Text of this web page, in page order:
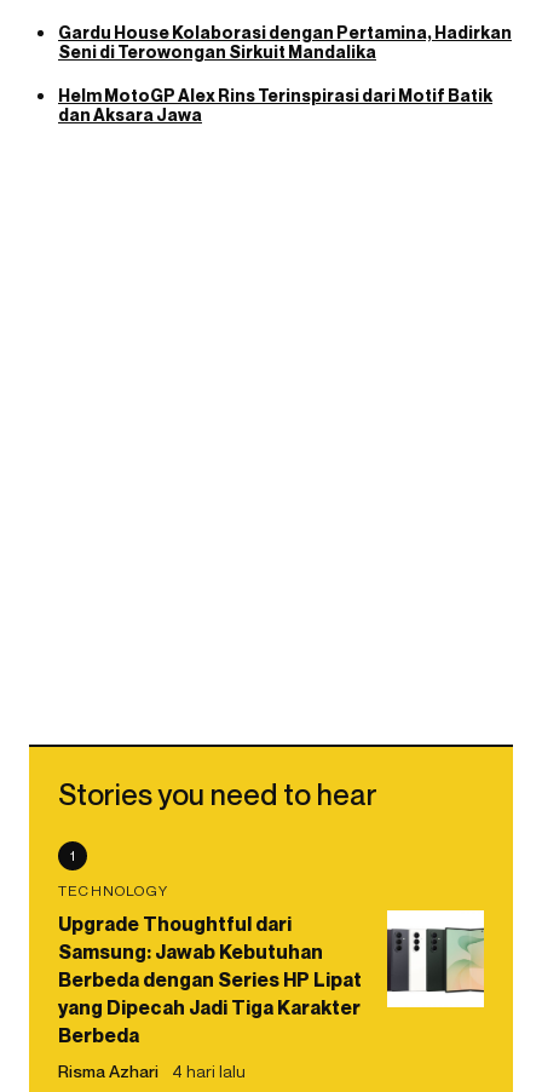
Gardu House Kolaborasi dengan Pertamina, Hadirkan
Seni di Terowongan Sirkuit Mandalika
Helm MotoGP Alex Rins Terinspirasi dari Motif Batik
dan Aksara Jawa
Stories you need to hear
1
TECHNOLOGY
Upgrade Thoughtful dari
Samsung: Jawab Kebutuhan
Berbeda dengan Series HP Lipat
yang Dipecah Jadi Tiga Karakter
Berbeda
Risma Azhari 4 hari lalu